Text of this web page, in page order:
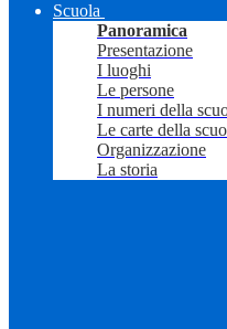
Scuola
Panoramica
Presentazione
I luoghi
Le persone
I numeri della
Le carte della
Organizzazione
La storia